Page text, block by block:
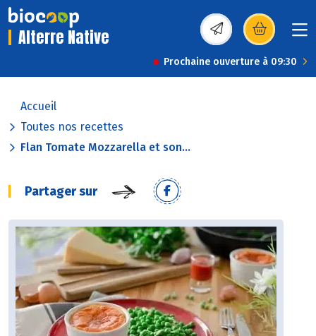
Alterre Native (s’ouvre dans une
Prochaine ouverture à 09:30
Accueil
Toutes nos recettes
Flan Tomate Mozzarella et son...
Partager sur